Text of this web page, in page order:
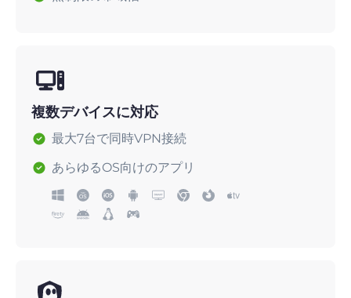
複数デバイスに対応
最大7台で同時VPN接続
あらゆるOS向けのアプリ